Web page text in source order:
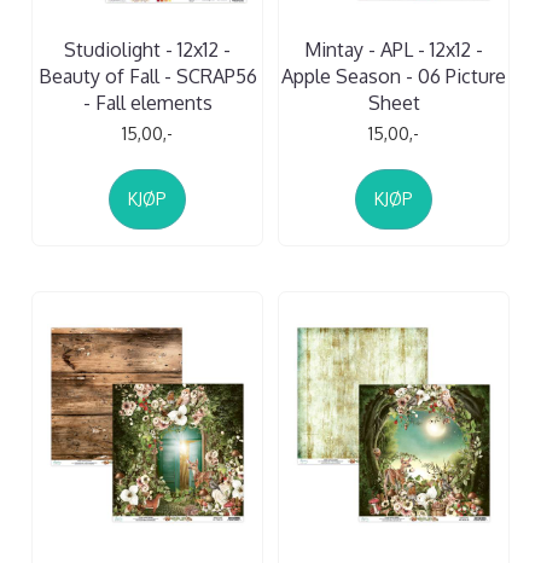
Studiolight - 12x12 -
Beauty of Fall - SCRAP56
- Fall elements
15,00,-
KJØP
Mintay - APL - 12x12 -
Apple Season - 06 Picture
Sheet
15,00,-
KJØP